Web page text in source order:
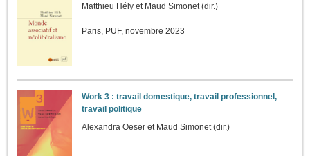
Matthieu Hély et Maud Simonet (dir.)
-
Paris, PUF, novembre 2023
Work 3 : travail domestique, travail professionnel,
travail politique
Alexandra Oeser et Maud Simonet (dir.)